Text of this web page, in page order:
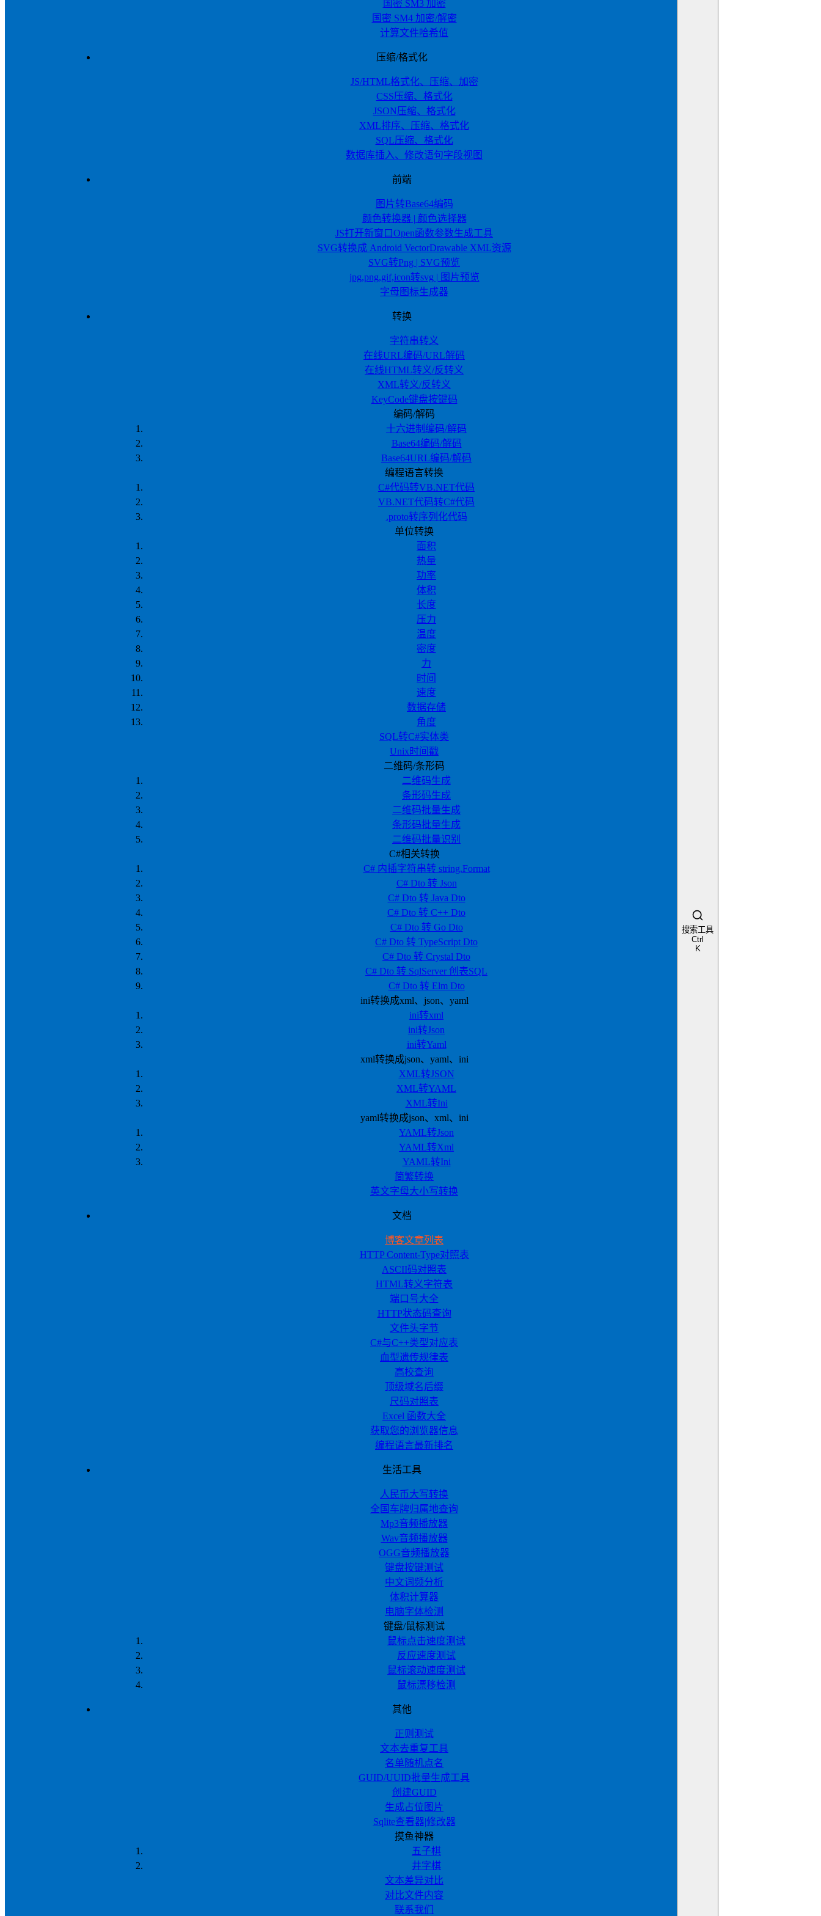
国密 SM3 加密
国密 SM4 加密/解密
计算文件哈希值
压缩/格式化
JS/HTML格式化、压缩、加密
CSS压缩、格式化
JSON压缩、格式化
XML排序、压缩、格式化
SQL压缩、格式化
数据库插入、修改语句字段视图
前端
图片转Base64编码
颜色转换器 | 颜色选择器
JS打开新窗口Open函数参数生成工具
SVG转换成 Android VectorDrawable XML资源
SVG转Png | SVG预览
jpg,png,gif,icon转svg | 图片预览
字母图标生成器
转换
字符串转义
在线URL编码/URL解码
在线HTML转义/反转义
XML转义/反转义
KeyCode键盘按键码
编码/解码
十六进制编码/解码
Base64编码/解码
Base64URL编码/解码
编程语言转换
C#代码转VB.NET代码
VB.NET代码转C#代码
.proto转序列化代码
单位转换
面积
热量
功率
体积
长度
压力
温度
密度
力
时间
速度
数据存储
角度
SQL转C#实体类
Unix时间戳
二维码/条形码
二维码生成
条形码生成
二维码批量生成
条形码批量生成
二维码批量识别
C#相关转换
C# 内插字符串转 string.Format
C# Dto 转 Json
C# Dto 转 Java Dto
C# Dto 转 C++ Dto
C# Dto 转 Go Dto
C# Dto 转 TypeScript Dto
C# Dto 转 Crystal Dto
C# Dto 转 SqlServer 创表SQL
C# Dto 转 Elm Dto
ini转换成xml、json、yaml
ini转xml
ini转Json
ini转Yaml
xml转换成json、yaml、ini
XML转JSON
XML转YAML
XML转Ini
yaml转换成json、xml、ini
YAML转Json
YAML转Xml
YAML转Ini
简繁转换
英文字母大小写转换
文档
博客文章列表
HTTP Content-Type对照表
ASCII码对照表
HTML转义字符表
端口号大全
HTTP状态码查询
文件头字节
C#与C++类型对应表
血型遗传规律表
高校查询
顶级域名后缀
尺码对照表
Excel 函数大全
获取您的浏览器信息
编程语言最新排名
生活工具
人民币大写转换
全国车牌归属地查询
Mp3音频播放器
Wav音频播放器
OGG音频播放器
键盘按键测试
中文词频分析
体积计算器
电脑字体检测
键盘/鼠标测试
鼠标点击速度测试
反应速度测试
鼠标滚动速度测试
鼠标漂移检测
其他
正则测试
文本去重复工具
名单随机点名
GUID/UUID批量生成工具
创建GUID
生成占位图片
Sqlite查看器|修改器
摸鱼神器
五子棋
井字棋
文本差异对比
对比文件内容
联系我们
搜索工具
Ctrl
K